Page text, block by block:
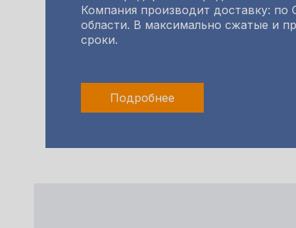
Компания производит доставку: по
области. В максимально сжатые и
сроки.
Подробнее